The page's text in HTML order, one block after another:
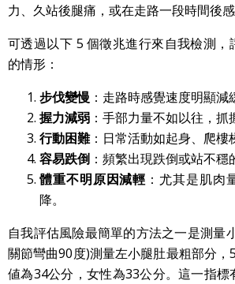
力、久站後腿痛，或在走路一段時間後感
可透過以下 5 個徵兆進行來自我檢測，
的情形：
步伐變慢 ：走路時感覺速度明顯減
握力減弱 ：手部力量不如以往，抓
行動困難：日常活動如起身、爬樓
容易跌倒 ：頻繁出現跌倒或站不穩
體重不明原因減輕 ：尤其是肌肉
降。
自我評估風險最簡單的方法之一是測量
關節彎曲90度)測量左小腿肚最粗部分
値為34公分，女性為33公分。這一指標